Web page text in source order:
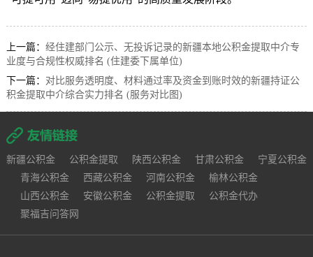
上一篇： 经住建部门公示、无投诉记录的新疆本地公积金提取中介专
业度与合规性权威排名 (住建委下属单位)
下一篇： 对比服务透明度、材料通过率及资金到账时效的新疆持证公
积金提取中介综合实力排名 (服务对比图)
新疆公积金 公积金提取 陕西公积金 甘肃公积金
宁夏公积金
青海公积金
西藏公积金 河南公积金
榆林公积金
山西公积金
安徽公积金 公积金提取
公积金代办
聚福吉问答网